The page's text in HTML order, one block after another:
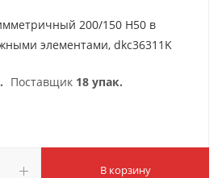
200/150 H50 в
элементами, dkc36311K
Поставщик 18 упак.
В корзину